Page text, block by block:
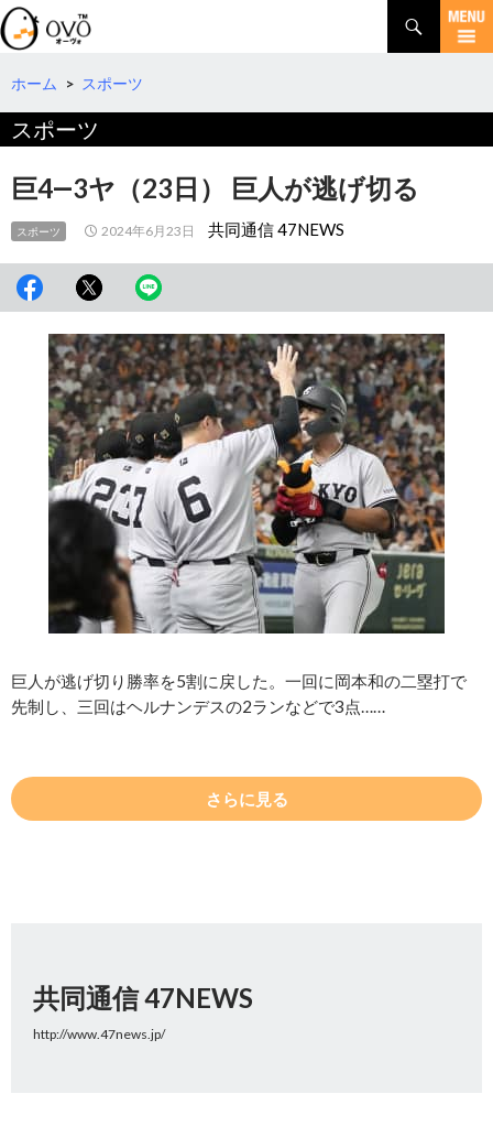
検
索
コ
テ
へ
移
動
ホーム > スポーツ
スポーツ
巨4―3ヤ（23日） 巨人が逃げ切る
スポーツ 2024年6月23日 共同通信 47NEWS
巨人が逃げ切り勝率を5割に戻した。一回に岡本和の二塁打で
先制し、三回はヘルナンデスの2ランなどで3点……
さらに見る
共同通信 47NEWS
http://www.47news.jp/